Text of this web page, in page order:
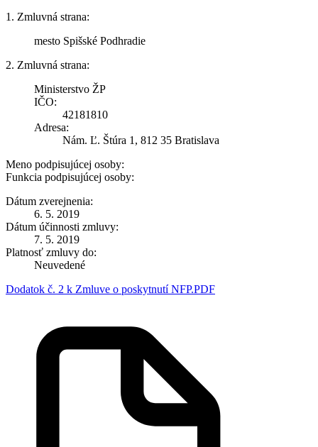
1. Zmluvná strana:
mesto Spišské Podhradie
2. Zmluvná strana:
Ministerstvo ŽP
IČO:
42181810
Adresa:
Nám. Ľ. Štúra 1, 812 35 Bratislava
Meno podpisujúcej osoby:
Funkcia podpisujúcej osoby:
Dátum zverejnenia:
6. 5. 2019
Dátum účinnosti zmluvy:
7. 5. 2019
Platnosť zmluvy do:
Neuvedené
Dodatok č. 2 k Zmluve o poskytnutí NFP.PDF